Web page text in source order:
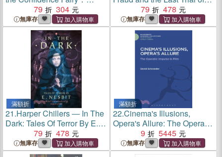
Three Stories in One!
79 304
無庫存
Harper Lee
79 478
無庫存
滿額折
21.Harper Chillers ― In The
Dark: Tales Of Terror By E.
Nesbit [Revised Edition]
79 478
無庫存
滿額折
22.Cinema's Illusions,
Opera's Allure: The Operatic
Impulse in Film
9 5445
無庫存